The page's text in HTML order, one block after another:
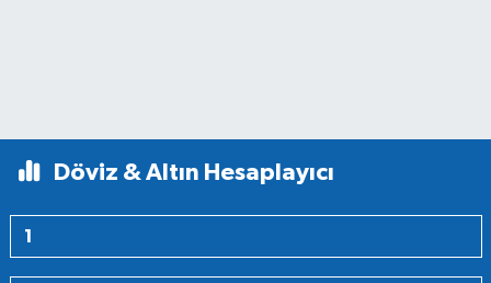
Döviz & Altın Hesaplayıcı